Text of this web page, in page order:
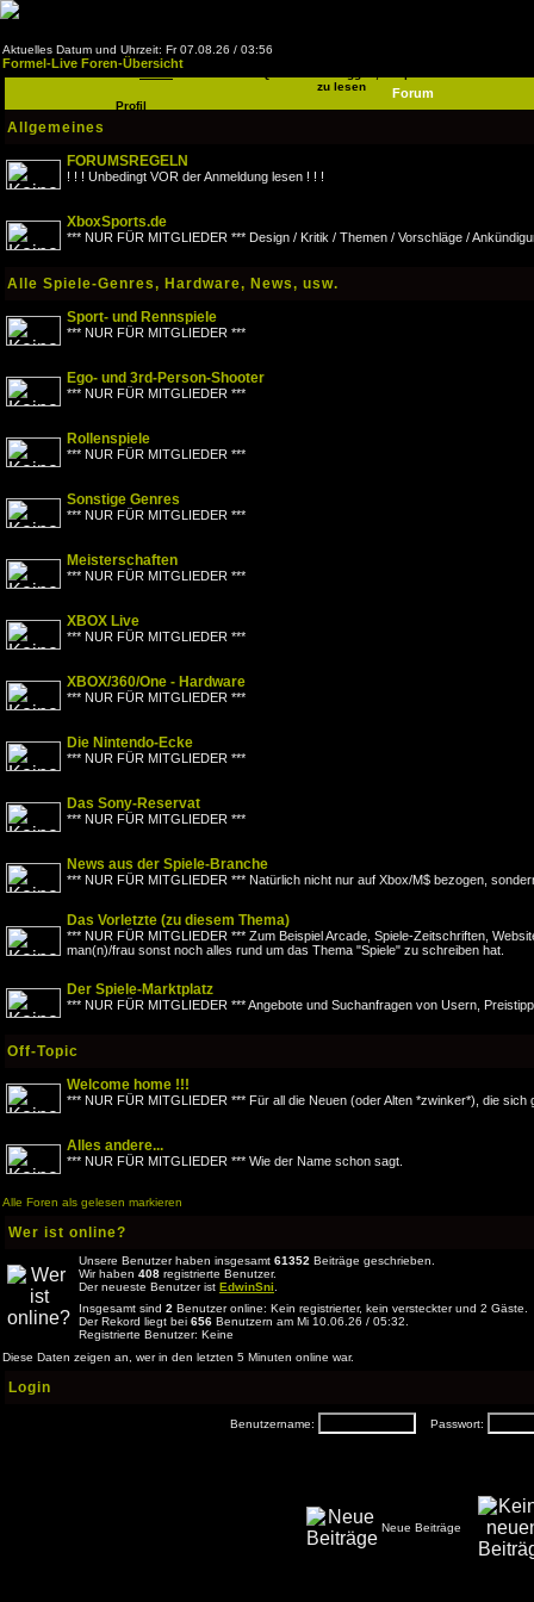
zu lesen
Profil
Aktuelles Datum und Uhrzeit: Fr 07.08.26 / 03:56
Formel-Live Foren-Übersicht
Forum
Allgemeines
FORUMSREGELN
! ! ! Unbedingt VOR der Anmeldung lesen ! ! !
XboxSports.de
*** NUR FÜR MITGLIEDER *** Design / Kritik / Themen / Vorschläge /
Alle Spiele-Genres, Hardware, News, usw.
Sport- und Rennspiele
*** NUR FÜR MITGLIEDER ***
Ego- und 3rd-Person-Shooter
*** NUR FÜR MITGLIEDER ***
Rollenspiele
*** NUR FÜR MITGLIEDER ***
Sonstige Genres
*** NUR FÜR MITGLIEDER ***
Meisterschaften
*** NUR FÜR MITGLIEDER ***
XBOX Live
*** NUR FÜR MITGLIEDER ***
XBOX/360/One - Hardware
*** NUR FÜR MITGLIEDER ***
Die Nintendo-Ecke
*** NUR FÜR MITGLIEDER ***
Das Sony-Reservat
*** NUR FÜR MITGLIEDER ***
News aus der Spiele-Branche
*** NUR FÜR MITGLIEDER *** Natürlich nicht nur auf Xbox/M$ bezogen,
Das Vorletzte (zu diesem Thema)
*** NUR FÜR MITGLIEDER *** Zum Beispiel Arcade, Spiele-Zeitschriften,
man(n)/frau sonst noch alles rund um das Thema "Spiele" zu schreiben hat.
Der Spiele-Marktplatz
*** NUR FÜR MITGLIEDER *** Angebote und Suchanfragen von Usern,
Off-Topic
Welcome home !!!
*** NUR FÜR MITGLIEDER *** Für all die Neuen (oder Alten *zwinker*), die sich
Alles andere...
*** NUR FÜR MITGLIEDER *** Wie der Name schon sagt.
Alle Foren als gelesen markieren
Wer ist online?
Unsere Benutzer haben insgesamt 61352 Beiträge geschrieben.
Wir haben 408 registrierte Benutzer.
Der neueste Benutzer ist EdwinSni
Insgesamt sind 2 Benutzer online: Kein registrierter, kein versteckter und 2
Der Rekord liegt bei 656 Benutzern am Mi 10.06.26 / 05:32.
Registrierte Benutzer: Keine
Diese Daten zeigen an, wer in den letzten 5 Minuten online war.
Login
Benutzername: Passwort:
Neue Beiträge